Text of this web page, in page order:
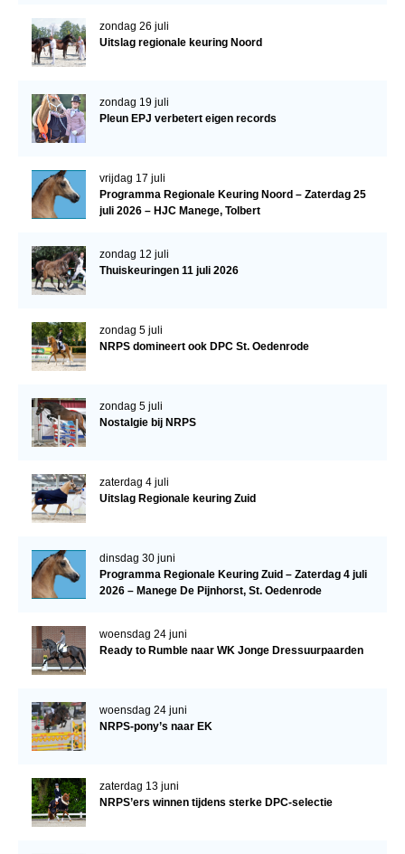
Informatie veulen registratie
NRPS-Boegbeeld
Röntgenonderzoek
Dekhengsten
Zoek een hengst
HENGSTEN ONLINE
Hengstenselectie
AANMELDEN HENGSTENKEURING ONDER HET
Verrichtingsonderzoek 2025-2026
Verrichtingsonderzoek 2023-2024
Verrichtingsonderzoek 2022-2023
Verrichtingsonderzoek 2020-2021
Sport
Paard te koop
Inloggen
CONTACT
zondag 26 juli
Uitslag regionale keuring Noord
zondag 19 juli
Pleun EPJ verbetert eigen records
vrijdag 17 juli
Programma Regionale Keuring Noord – Zaterdag 25
juli 2026 – HJC Manege, Tolbert
zondag 12 juli
Thuiskeuringen 11 juli 2026
zondag 5 juli
NRPS domineert ook DPC St. Oedenrode
zondag 5 juli
Nostalgie bij NRPS
zaterdag 4 juli
Uitslag Regionale keuring Zuid
dinsdag 30 juni
Programma Regionale Keuring Zuid – Zaterdag 4 juli
2026 – Manege De Pijnhorst, St. Oedenrode
woensdag 24 juni
Ready to Rumble naar WK Jonge Dressuurpaarden
woensdag 24 juni
NRPS-pony’s naar EK
zaterdag 13 juni
NRPS’ers winnen tijdens sterke DPC-selectie